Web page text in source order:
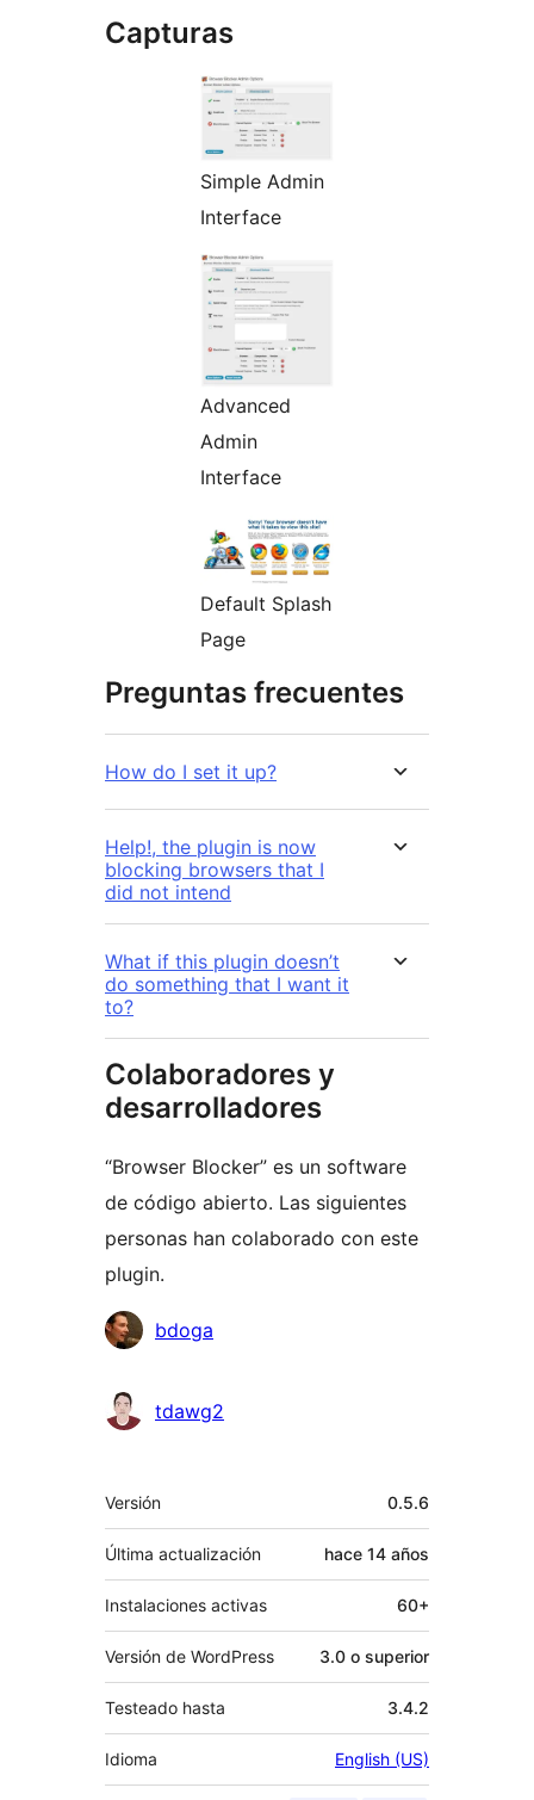
Capturas
Simple Admin
Interface
Advanced
Admin
Interface
Default Splash
Page
Preguntas frecuentes
How do I set it up?
Help!, the plugin is now
blocking browsers that I
did not intend
What if this plugin doesn’t
do something that I want it
to?
Colaboradores y
desarrolladores
“Browser Blocker” es un software
de código abierto. Las siguientes
personas han colaborado con este
plugin.
Colaboradores
bdoga
tdawg2
Meta
Versión 0.5.6
Última actualización hace 14 años
Instalaciones activas 60+
Versión de WordPress 3.0 o superior
Testeado hasta 3.4.2
Idioma English (US)